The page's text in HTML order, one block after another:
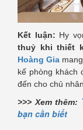
Kết luận: Hy
thuỷ khi thiết
Hoàng Gia
kế phòng khách
đến cho chủ
>>> Xem thêm:
bạn cần biết